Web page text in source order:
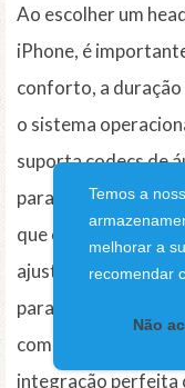
Ao escolher um
iPhone, é
conforto, a duração
o sistema
suporta codecs de
para uma
que o headset
ajustáveis, bem
para sessões de
com o iOS também
integração perfeita
Temos a
melhorar a
recomendar
Não